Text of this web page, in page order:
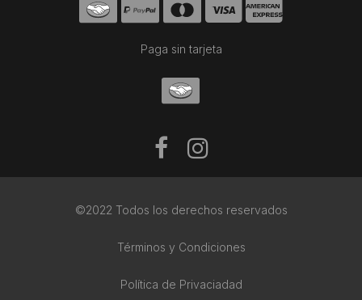
Paga sin tarjeta
©2022 Todos los derechos reservados
Términos y Condiciones
Política de Privaciadad